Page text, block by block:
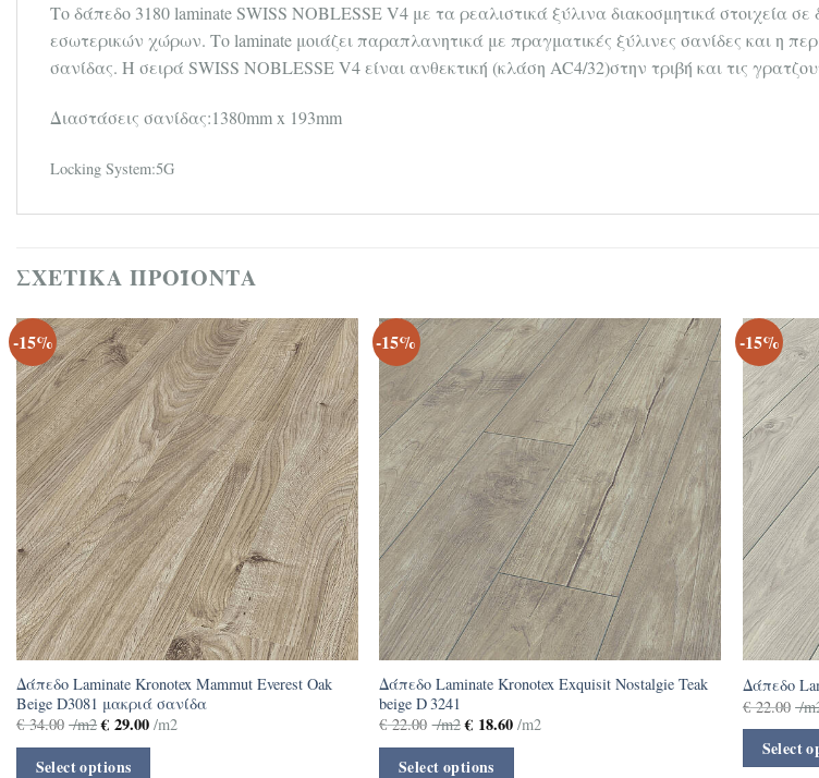
Tο δάπεδο 3180 laminate SWISS NOBLESSE V4 με τα ρεαλιστικά ξύλινα διακοσμητικά στοιχεία
εσωτερικών χώρων. Το laminate μοιάζει παραπλανητικά με πραγματικές ξύλινες σανίδες και η
σανίδας. Η σειρά SWISS NOBLESSE V4 είναι ανθεκτική (κλάση AC4/32)στην τριβή και τις
Διαστάσεις σανίδας:1380mm x 193mm
Locking System:5G
ΣΧΕΤΙΚΆ ΠΡΟΪΌΝΤΑ
-15%
Δάπεδο Laminate Kronotex Mammut Everest Oak
Beige D3081 μακριά σανίδα
€34.00 /m2 € 29.00 /m2
Select options
-15%
Δάπεδο Laminate Kronotex Exquisit Nostalgie Teak
beige D 3241
€22.00 /m2 €18.60/m2
Select options
-15%
Δάπεδο
€22.00 /
Select